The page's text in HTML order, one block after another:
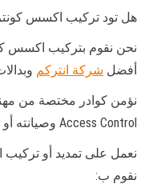
هل تود تركيب اكسس
نحن نقوم بتركيب اكسس
أفضل شركة انتركم
نؤمن كوادر مختصة من
Access Control وصيانته أو برمجته لذلك اتصلوا بنا في الحال.
نعمل على تمديد أو
نقوم ب: